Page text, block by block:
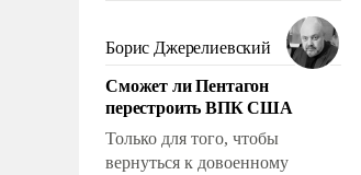
сложна и амбициозна. Однако
и ее реализация радикально
поднимет наши боевые
возможности.
Борис Джерелиевский
Сможет ли Пентагон
перестроить ВПК США
Только для того, чтобы
вернуться к довоенному